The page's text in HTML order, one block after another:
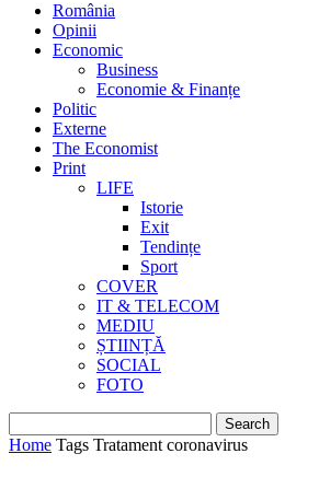
România
Opinii
Economic
Business
Economie & Finanțe
Politic
Externe
The Economist
Print
LIFE
Istorie
Exit
Tendințe
Sport
COVER
IT & TELECOM
MEDIU
ȘTIINȚĂ
SOCIAL
FOTO
Home Tags Tratament coronavirus